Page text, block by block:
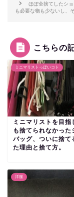
ほぼ全捨てしたシ
も必要な物も少ないし、
こちらの
ミニマリストっぽいコト
ミニマリストを目指
も捨てられなかった
バッグ、ついに捨て
た理由と捨て方。
洋服